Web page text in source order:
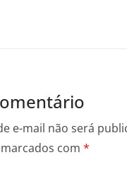
e-mail não será
com *